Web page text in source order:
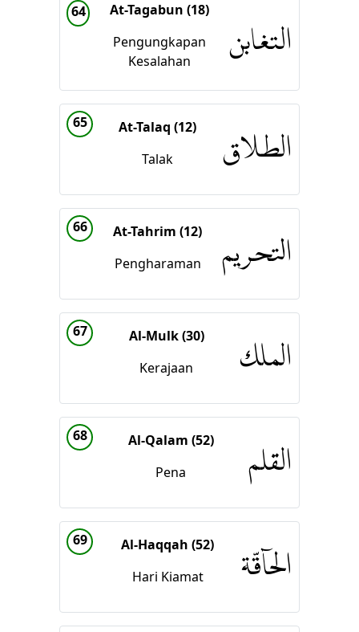
64
At-Tagabun (18)
Pengungkapan
Kesalahan
التغابن
65
At-Talaq (12)
Talak
الطلاق
66
At-Tahrim (12)
Pengharaman
التحريم
67
Al-Mulk (30)
Kerajaan
الملك
68
Al-Qalam (52)
Pena
القلم
69
Al-Haqqah (52)
Hari Kiamat
الحاۤقّة